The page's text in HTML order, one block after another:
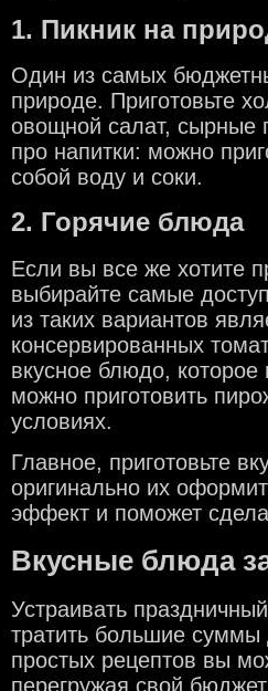
1. Пикник на
Один из самых
природе. Приготовьте
овощной салат, сырные
про напитки: можно
собой воду и соки.
2. Горячие блюда
Если вы все же хотите
выбирайте самые
из таких вариантов
консервированных
вкусное блюдо, которое
можно приготовить
условиях.
Главное, приготовьте
оригинально их
эффект и поможет
Вкусные блюда
Устраивать
тратить большие
простых рецептов вы
перегружая свой